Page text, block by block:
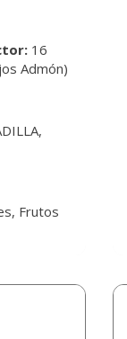
16
Admón)
Frutos